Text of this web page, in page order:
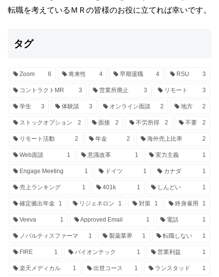
転職を考えているＭＲの皆様のお役に立てれば幸いです。
タグ
Zoom 6 将来性 4 早期退職 4 RSU 3
コントラクトMR 3 営業所廃止 3 リモート 3
学生 3 体験談 3 オンライン面談 2 地方 2
ストックオプション 2 面接 2 不労所得 2 不要 2
リモート活動 2 年金 2 海外売上比率 2
Web面談 1 意識改革 1 実力主義 1
Engage Meeting 1 ドイツ 1 カナダ 1
売上ランキング 1 401k 1 しんどい 1
確定拠出年金 1 リジェネロン 1 対策 1 終身雇用 1
Veeva 1 Approved Email 1 電話 1
ノバルティスファーマ 1 製薬業界 1 転職しない 1
FIRE 1 バイオンテック 1 営業利益 1
楽天メディカル 1 出世コース 1 ランスタッド 1